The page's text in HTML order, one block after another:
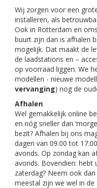
Wij zorgen voor een
installeren, als
Ook in Rotterdam en
buurt zijn dan is afhalen
mogelijk. Dat maakt de
de laadstations en –
op voorraad liggen. We
modellen - nieuwe
vervanging) nog de
Afhalen
Wel gemakkelijk online
en nóg sneller dan
bezit? Afhalen bij ons
dagen van 09.00 tot
avonds. Op zondag kan
avonds. Bovendien:
zaterdag? Neem ook
meestal zijn we wel in